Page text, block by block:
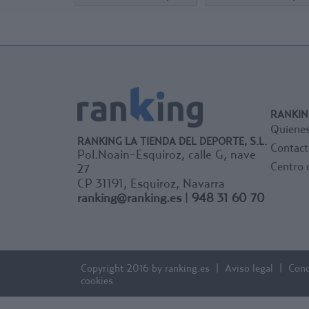
Después de entrenamiento
Se sirve desmontado
RANKING LA TIENDA DEL DEPORTE, S.L.
Pol.Noain-Esquiroz, calle G, nave
27
CP 31191, Esquiroz, Navarra
ranking@ranking.es
948 31 60 70
Centro
Copyright 2016 by ranking.es Aviso legal
cookies